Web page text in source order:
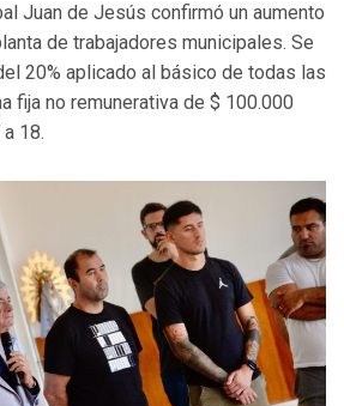
Juan de Jesús confirmó un aumento
de trabajadores municipales. Se
20% aplicado al básico de todas las
fija no remunerativa de $ 100.000
18.